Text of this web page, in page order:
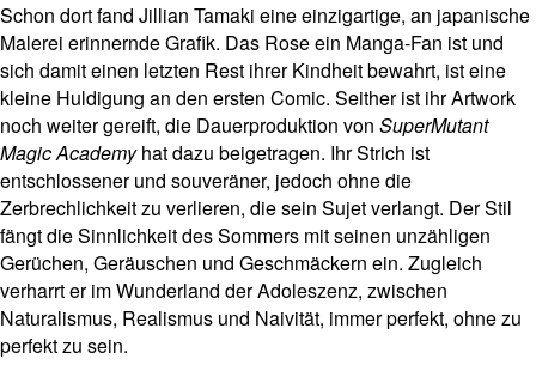
Schon dort fand Jillian Tamaki eine einzigartige, an japanische
Malerei erinnernde Grafik. Das Rose ein Manga-Fan ist und
sich damit einen letzten Rest ihrer Kindheit bewahrt, ist eine
kleine Huldigung an den ersten Comic. Seither ist ihr Artwork
noch weiter gereift, die Dauerproduktion von SuperMutant
Magic Academyhat dazu beigetragen. Ihr Strich ist
entschlossener und souveräner, jedoch ohne die
Zerbrechlichkeit zu verlieren, die sein Sujet verlangt. Der Stil
fängt die Sinnlichkeit des Sommers mit seinen unzähligen
Gerüchen, Geräuschen und Geschmäckern ein. Zugleich
verharrt er im Wunderland der Adoleszenz, zwischen
Naturalismus, Realismus und Naivität, immer perfekt, ohne zu
perfekt zu sein.